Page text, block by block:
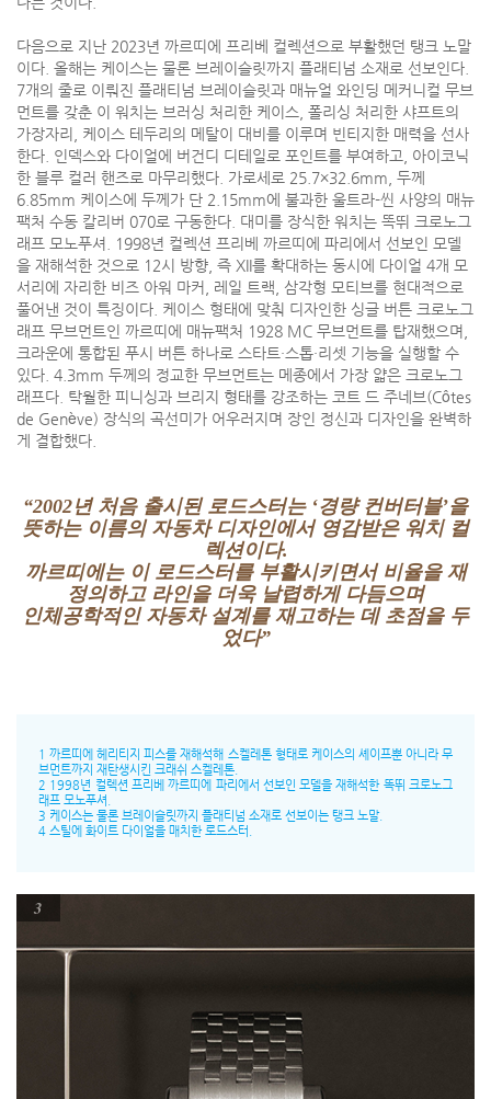
다음으로 지난 2023년 까르띠에 프리베 컬렉션으로 부활했던 탱크 노말
이다. 올해는 케이스는 물론 브레이슬릿까지 플래티넘 소재로 선보인다.
7개의 줄로 이뤄진 플래티넘 브레이슬릿과 매뉴얼 와인딩 메커니컬 무브
먼트를 갖춘 이 워치는 브러싱 처리한 케이스, 폴리싱 처리한 샤프트의
가장자리, 케이스 테두리의 메탈이 대비를 이루며 빈티지한 매력을 선사
한다. 인덱스와 다이얼에 버건디 디테일로 포인트를 부여하고, 아이코닉
한 블루 컬러 핸즈로 마무리했다. 가로세로 25.7×32.6mm, 두께
6.85mm 케이스에 두께가 단 2.15mm에 불과한 울트라-씬 사양의 매뉴
팩처 수동 칼리버 070로 구동한다. 대미를 장식한 워치는 똑뛰 크로노그
래프 모노푸셔. 1998년 컬렉션 프리베 까르띠에 파리에서 선보인 모델
을 재해석한 것으로 12시 방향, 즉 XII를 확대하는 동시에 다이얼 4개 모
서리에 자리한 비즈 아워 마커, 레일 트랙, 삼각형 모티브를 현대적으로
풀어낸 것이 특징이다. 케이스 형태에 맞춰 디자인한 싱글 버튼 크로노그
래프 무브먼트인 까르띠에 매뉴팩처 1928 MC 무브먼트를 탑재했으며,
크라운에 통합된 푸시 버튼 하나로 스타트·스톱·리셋 기능을 실행할 수
있다. 4.3mm 두께의 정교한 무브먼트는 메종에서 가장 얇은 크로노그
래프다. 탁월한 피니싱과 브리지 형태를 강조하는 코트 드 주네브(Côtes
de Genève) 장식의 곡선미가 어우러지며 장인 정신과 디자인을 완벽하
게 결합했다.
“2002년 처음 출시된 로드스터는 ‘경량 컨버터블’을
뜻하는 이름의 자동차 디자인에서 영감받은 워치 컬
렉션이다.
까르띠에는 이 로드스터를 부활시키면서 비율을 재
정의하고 라인을 더욱 날렵하게 다듬으며
인체공학적인 자동차 설계를 재고하는 데 초점을 두
었다”
1 까르띠에 헤리티지 피스를 재해석해 스켈레톤 형태로 케이스의 셰이프뿐 아니라 무
브먼트까지 재탄생시킨 크래쉬 스켈레톤.
2 1998년 컬렉션 프리베 까르띠에 파리에서 선보인 모델을 재해석한 똑뛰 크로노그
래프 모노푸셔.
3 케이스는 물론 브레이슬릿까지 플래티넘 소재로 선보이는 탱크 노말.
4 스틸에 화이트 다이얼을 매치한 로드스터.
3